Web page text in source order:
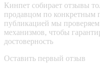
Кинпет собирает отзывы
продавцом по конкретным
публикацией мы
механизмов, чтобы
достоверность
Оставить первый отзыв